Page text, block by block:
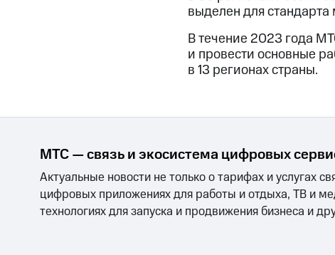
выделен для стандарта
В течение 2023 года
и провести основные
в 13 регионах страны.
МТС — связь и экосистема цифровых
Актуальные новости не только о тарифах и услугах
цифровых приложениях для работы и отдыха, ТВ и
технологиях для запуска и продвижения бизнеса и